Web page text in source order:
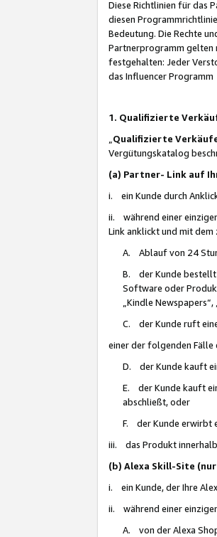
Diese Richtlinien für das
diesen
Bedeutung. Die Rechte
Partnerprogramm gelten
festgehalten: Jeder
das Influencer
1. Qualifizierte
Qualifizierte
Vergütungskatalog
(a) Partner- Link auf
i. ein Kunde durch
ii. während einer
Link anklickt und mit
A. Ablauf von 24
B. der Kunde bestellt
Software oder
„Kindle
C. der Kunde ruft
einer der folgenden Fälle
D. der Kunde kauft
E. der Kunde kauft
abschließt, oder
F. der Kunde erwirbt
iii. das Produkt innerhalb
(b) Alexa Skill-Site
i. ein Kunde, der Ihre
ii. während einer
A. von der Alexa